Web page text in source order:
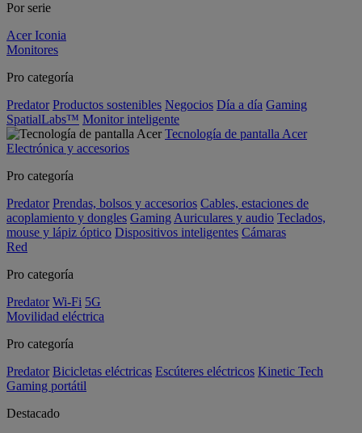
Por serie
Acer Iconia
Monitores
Pro categoría
Predator Productos sostenibles Negocios Día a día Gaming
SpatialLabs™ Monitor inteligente
Tecnología de pantalla Acer
Electrónica y accesorios
Pro categoría
Predator Prendas, bolsos y accesorios Cables, estaciones de
acoplamiento y dongles Gaming Auriculares y audio Teclados,
mouse y lápiz óptico Dispositivos inteligentes Cámaras
Red
Pro categoría
Predator Wi-Fi 5G
Movilidad eléctrica
Pro categoría
Predator Bicicletas eléctricas Escúteres eléctricos Kinetic Tech
Gaming portátil
Destacado